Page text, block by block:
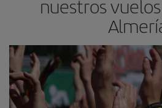
nuestros